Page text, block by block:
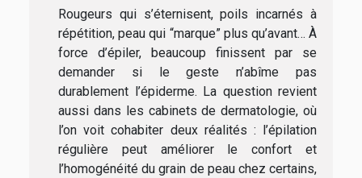
Rougeurs qui s’éternisent, poils incarnés à
répétition, peau qui “marque” plus qu’avant… À
force d’épiler, beaucoup finissent par se
demander si le geste n’abîme pas
durablement l’épiderme. La question revient
aussi dans les cabinets de dermatologie, où
l’on voit cohabiter deux réalités : l’épilation
régulière peut améliorer le confort et
l’homogénéité du grain de peau chez certains,